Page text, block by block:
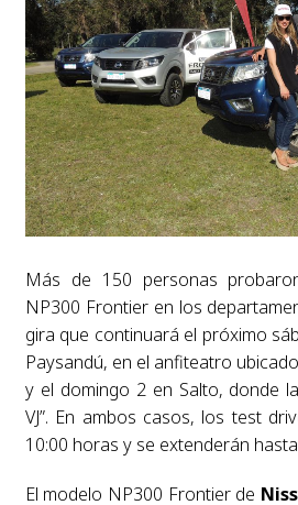
Más de 150 personas
NP300 Frontier en los
gira que continuará el próximo
Paysandú, en el anfiteatro
y el domingo 2 en Salto, donde
VJ”. En ambos casos, los test
10:00 horas y se extenderán
El modelo NP300 Frontier de